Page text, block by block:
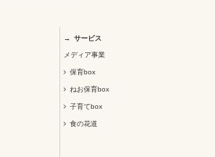
サービス
メディア事業
保育box
ねお保育box
子育てbox
食の花道